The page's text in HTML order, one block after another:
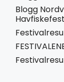
Blogg